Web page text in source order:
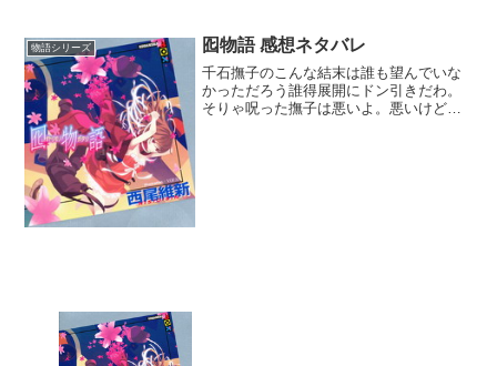
物語シリーズ 囮物語 感想ネタバレ
千石撫子のこんな結末は誰も望んでいな
かっただろう誰得展開にドン引きだわ。
そりゃ呪った撫子は悪いよ。悪いけど